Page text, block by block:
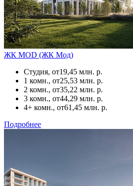
ЖК MOD (ЖК Мод)
Студия, от19,45 млн. р.
1 комн., от25,53 млн. р.
2 комн., от35,22 млн. р.
3 комн., от44,29 млн. р.
4+ комн., от61,45 млн. р.
Подробнее